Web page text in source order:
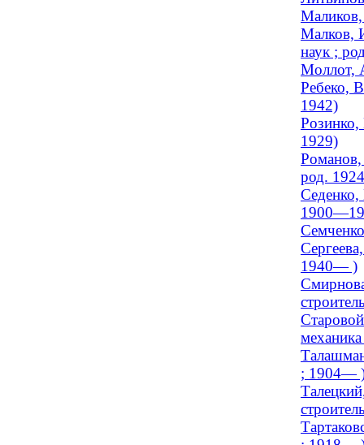
Маликов,
Малков,
наук ;
Моллот,
Ребеко,
1942)
Розинко,
1929)
Романов,
род.
Седенко,
1940— )
; 1904—